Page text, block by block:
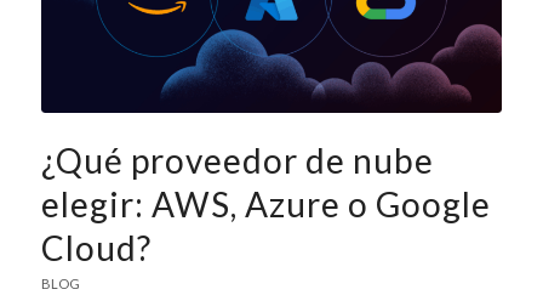
¿Qué proveedor de nube
elegir: AWS, Azure o Google
Cloud?
BLOG